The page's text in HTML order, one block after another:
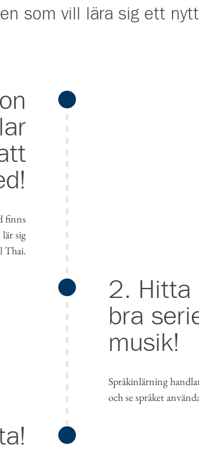
som vill lära sig ett
finns
sig
Thai.
2. Hitta
bra
musik!
Språkinlärning
och se språket